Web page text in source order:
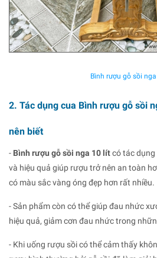
Bình rượu gỗ sồi
2. Tác dụng cua Bình rượu gỗ sồi
nên biết
- Bình rượu gỗ sồi nga 10 lítcó tác
và hiệu quả giúp rượu trở nên an toàn
có màu sắc vàng óng đẹp hơn rất nhiều.
- Sản phẩm còn có thể giúp đau nhức
hiệu quả, giảm cơn đau nhức trong
- Khi uống rượu sồi có thể cảm thấy